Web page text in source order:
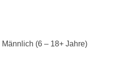
Männlich (6 – 18+ Jahre)